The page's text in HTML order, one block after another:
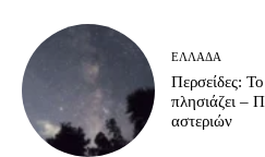
ΕΛΛΆΔΑ
Περσείδες:
πλησιάζει –
αστεριών